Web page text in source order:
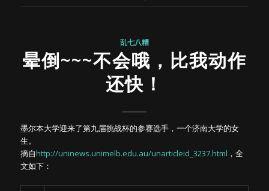
乱七八糟
晕倒~~~不会哦，比我动作
还快！
墨尔本大学迎来了第九届挑战杯的参赛选手，一个济南大学的女
生。
摘自http://uninews.unimelb.edu.au/unarticleid_3237.html ，全
文如下：